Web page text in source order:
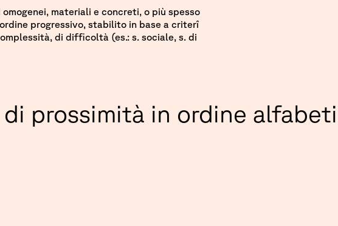
materiali e concreti, o più spesso
progressivo, stabilito in base a criterî
di difficoltà (es.: s. sociale, s. di
di prossimità in ordine